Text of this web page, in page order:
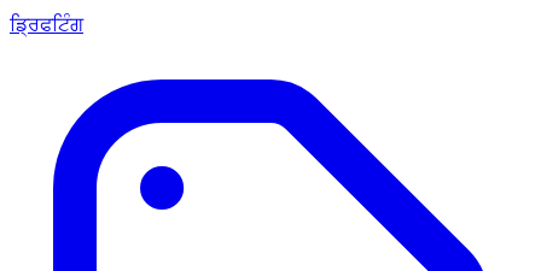
ਡ੍ਰਿਫਟਿੰਗ